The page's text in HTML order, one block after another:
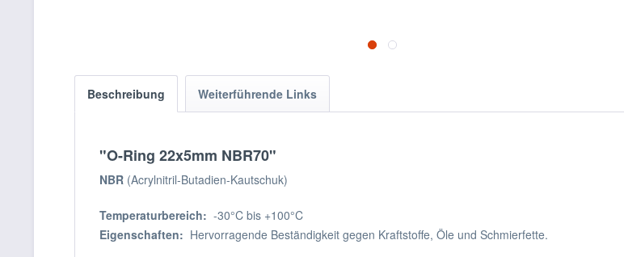
Beschreibung Weiterführende Links
"O-Ring 22x5mm NBR70"
NBR (Acrylnitril-Butadien-Kautschuk)
Temperaturbereich: -30°C bis +100°C
Eigenschaften: Hervorragende Beständigkeit gegen Kraftstoffe, Öle und Schmierfette.